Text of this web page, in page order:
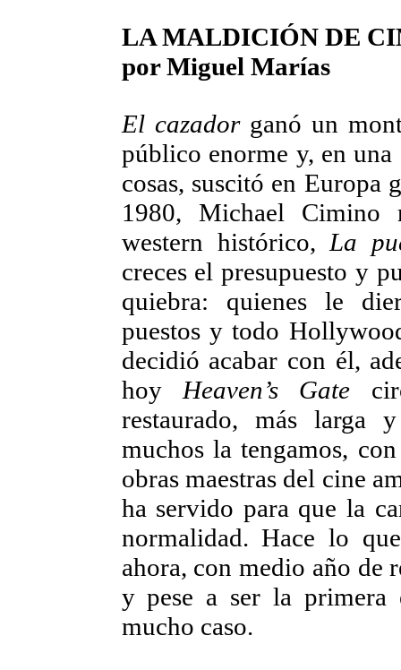
LA MALDICIÓN DE
por Miguel Marías
El cazadorganó un
público enorme y, en una
cosas, suscitó en Europa
1980, Michael Cimino
western histórico, La
creces el presupuesto y
quiebra: quienes le
puestos y todo
decidió acabar con él,
hoy Heaven’s Gate
restaurado, más larga
muchos la tengamos,
obras maestras del cine
ha servido para que la
normalidad. Hace lo
ahora, con medio año de
y pese a ser la primera
mucho caso.